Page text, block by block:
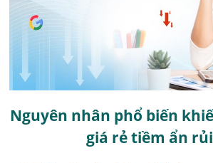
Nguyên nhân phổ biến
giá rẻ tiềm ẩn